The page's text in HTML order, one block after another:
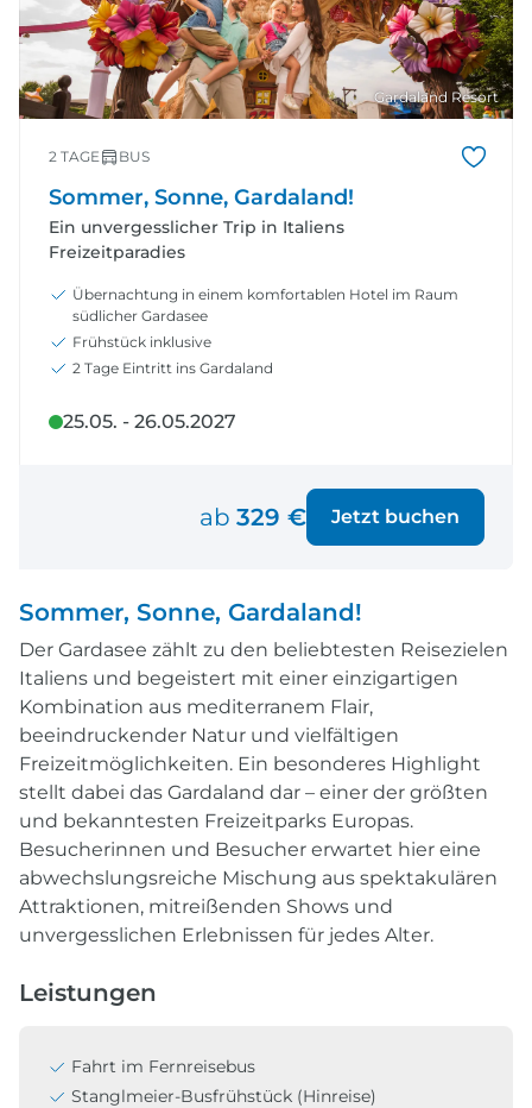
Gardaland Resort
2 TAGE BUS
Sommer, Sonne, Gardaland!
Ein unvergesslicher Trip in Italiens
Freizeitparadies
Übernachtung in einem komfortablen Hotel im Raum
südlicher Gardasee
Frühstück inklusive
2 Tage Eintritt ins Gardaland
25.05. - 26.05.2027
ab 329 € Jetzt buchen
Sommer, Sonne, Gardaland!
Der Gardasee zählt zu den beliebtesten Reisezielen
Italiens und begeistert mit einer einzigartigen
Kombination aus mediterranem Flair,
beeindruckender Natur und vielfältigen
Freizeitmöglichkeiten. Ein besonderes Highlight
stellt dabei das Gardaland dar – einer der größten
und bekanntesten Freizeitparks Europas.
Besucherinnen und Besucher erwartet hier eine
abwechslungsreiche Mischung aus spektakulären
Attraktionen, mitreißenden Shows und
unvergesslichen Erlebnissen für jedes Alter.
Leistungen
Fahrt im Fernreisebus
Stanglmeier-Busfrühstück (Hinreise)